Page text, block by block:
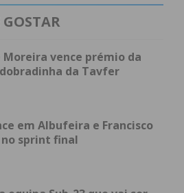
Moreira vence prémio da
da Tavfer
em Albufeira e Francisco
no sprint final